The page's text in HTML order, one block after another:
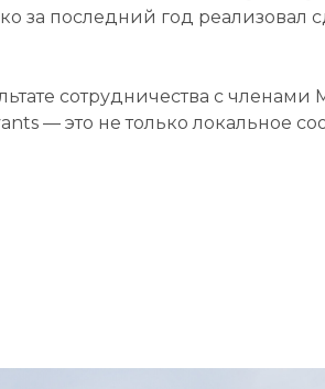
за последний год реализовал
сотрудничества с членами
— это не только локальное